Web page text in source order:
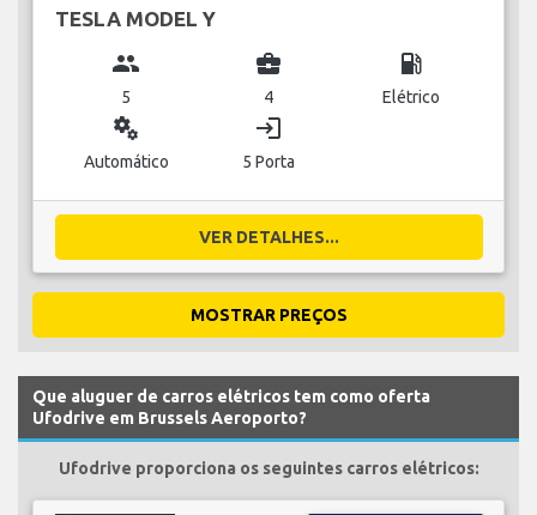
TESLA MODEL Y
group
5
business_center
4
local_gas_station
Elétrico
miscellaneous_services
Automático
login
5 Porta
VER DETALHES...
MOSTRAR PREÇOS
Que aluguer de carros elétricos tem como oferta
Ufodrive em Brussels Aeroporto?
Ufodrive proporciona os seguintes carros elétricos: